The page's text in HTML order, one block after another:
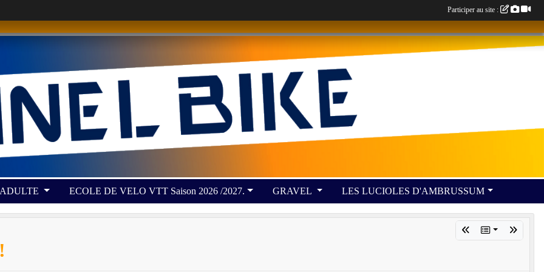
ECOLE DE VELO VTT Saison 2026 /2027. GRAVEL LES LUCIOLES D'AMBRUSSUM
Participer au site :